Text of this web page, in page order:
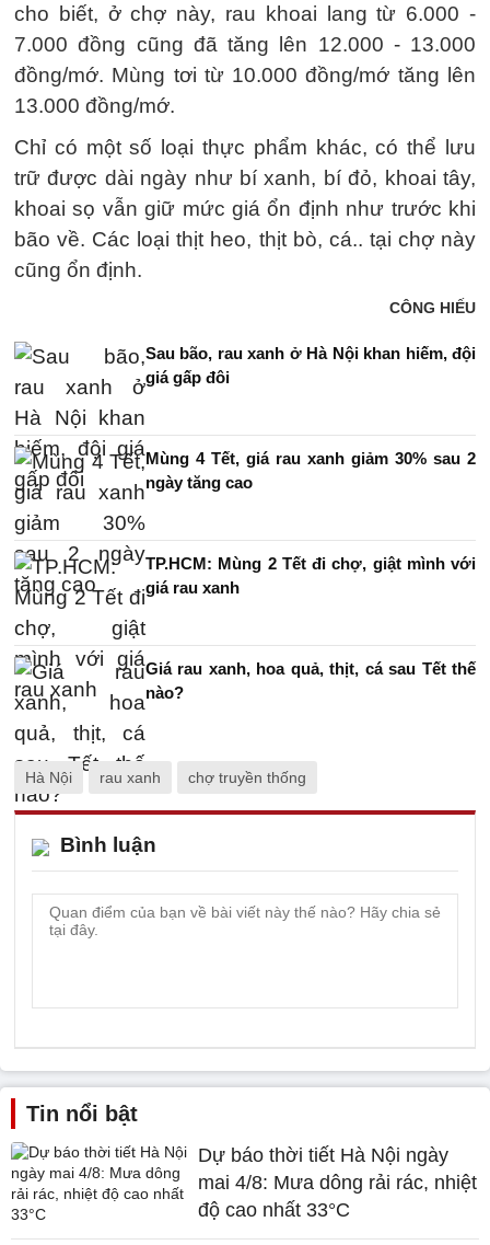
cho biết, ở chợ này, rau khoai lang từ 6.000 -
7.000 đồng cũng đã tăng lên 12.000 - 13.000
đồng/mớ. Mùng tơi từ 10.000 đồng/mớ tăng lên
13.000 đồng/mớ.
Chỉ có một số loại thực phẩm khác, có thể lưu
trữ được dài ngày như bí xanh, bí đỏ, khoai tây,
khoai sọ vẫn giữ mức giá ổn định như trước khi
bão về. Các loại thịt heo, thịt bò, cá.. tại chợ này
cũng ổn định.
CÔNG HIẾU
Sau bão, rau xanh ở Hà Nội khan hiếm, đội
giá gấp đôi
Mùng 4 Tết, giá rau xanh giảm 30% sau 2
ngày tăng cao
TP.HCM: Mùng 2 Tết đi chợ, giật mình với
giá rau xanh
Giá rau xanh, hoa quả, thịt, cá sau Tết thế
nào?
Hà Nội rau xanh chợ truyền thống
Bình luận
Tin nổi bật
Dự báo thời tiết Hà Nội ngày
mai 4/8: Mưa dông rải rác, nhiệt
độ cao nhất 33°C